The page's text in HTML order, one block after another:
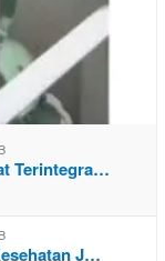
Terintegra…
J…